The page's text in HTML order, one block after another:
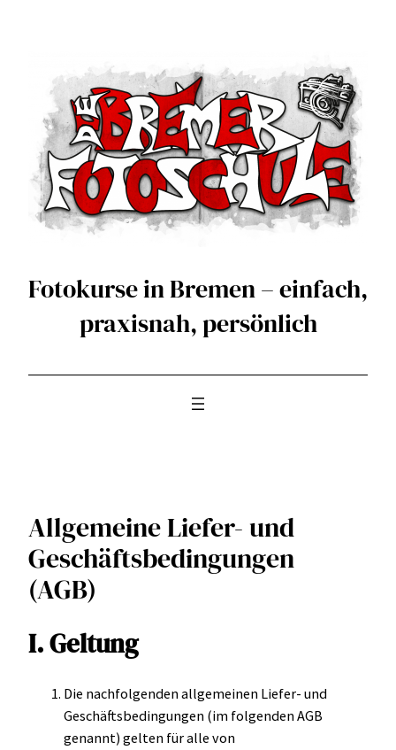
Fotokurse in Bremen – einfach,
praxisnah, persönlich
Allgemeine Liefer- und
Geschäftsbedingungen
(AGB)
I. Geltung
Die nachfolgenden allgemeinen Liefer- und
Geschäftsbedingungen (im folgenden AGB
genannt) gelten für alle von